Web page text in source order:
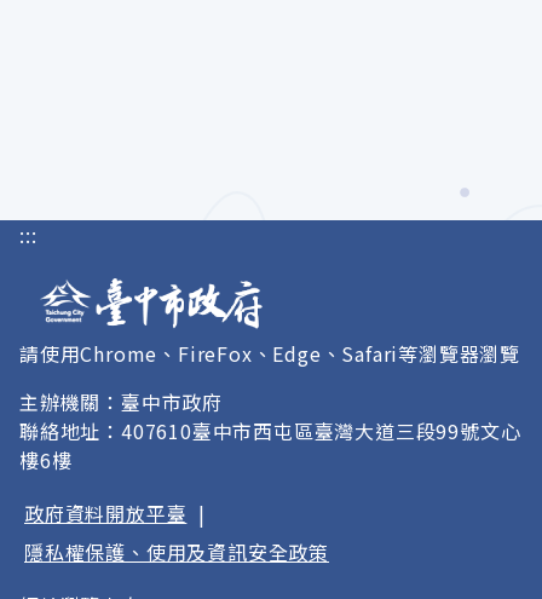
:::
請使用Chrome、FireFox、Edge、Safari等瀏覽器瀏覽
主辦機關：臺中市政府
聯絡地址：407610臺中市西屯區臺灣大道三段99號文心
樓6樓
政府資料開放平臺 |
隱私權保護、使用及資訊安全政策